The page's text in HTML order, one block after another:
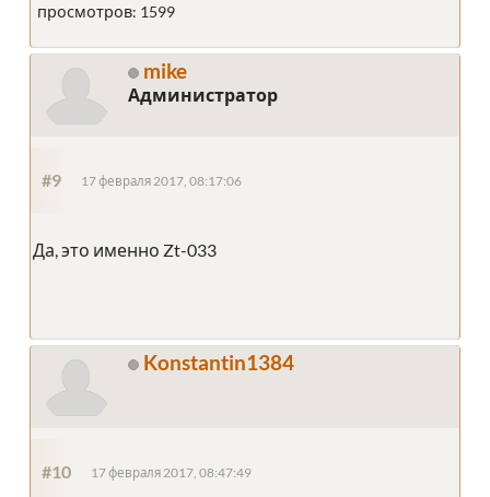
просмотров: 1599
mike
Администратор
#9 17 февраля 2017, 08:17:06
Да, это именно Zt-033
Konstantin1384
#10 17 февраля 2017, 08:47:49